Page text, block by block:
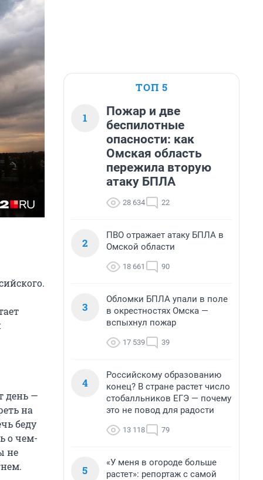
день —
на
беду
о чем-
не
ТОП 5
1
Пожар и две
беспилотные
опасности: как
Омская область
пережила вторую
атаку БПЛА
28 634 22
2
ПВО отражает атаку БПЛА в
Омской области
18 661 90
3
Обломки БПЛА упали в поле
в окрестностях Омска —
вспыхнул пожар
17 539 39
4
Российскому образованию
конец? В стране растет число
стобалльников ЕГЭ — почему
это не повод для радости
13 118 79
5
«У меня в огороде больше
растет»: репортаж с самой